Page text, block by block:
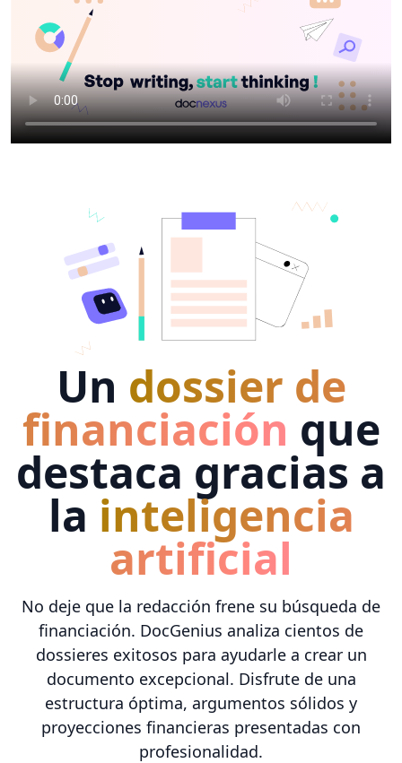
Un dossier de
financiación que
destaca gracias a
la inteligencia
artificial
No deje que la redacción frene su búsqueda de
financiación. DocGenius analiza cientos de
dossieres exitosos para ayudarle a crear un
documento excepcional. Disfrute de una
estructura óptima, argumentos sólidos y
proyecciones financieras presentadas con
profesionalidad.